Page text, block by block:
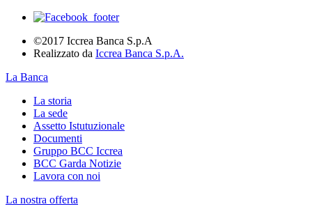
©2017 Iccrea Banca S.p.A
Realizzato da Iccrea Banca S.p.A.
La Banca
La storia
La sede
Assetto Istutuzionale
Documenti
Gruppo BCC Iccrea
BCC Garda Notizie
Lavora con noi
La nostra offerta